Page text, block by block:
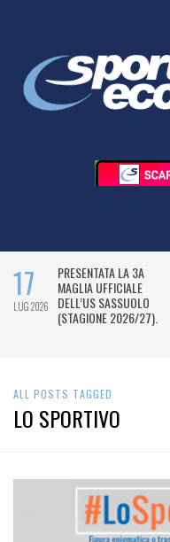
17
LUG 2026
PRESENTATA LA 3A
MAGLIA UFFICIALE
DELL’US SASSUOLO
(STAGIONE 2026/27).
ALL POSTS TAGGED
LO SPORTIVO